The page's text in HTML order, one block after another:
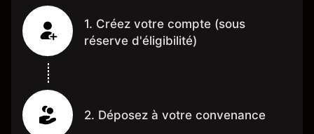
1. Créez votre compte (sous
réserve d'éligibilité)
2. Déposez à votre convenance